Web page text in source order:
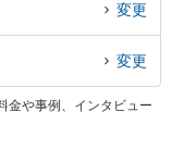
ら通いやすい米原駅周辺
療ミスのトラブル解決の
無料で歯科治療ミスを法
変更
変更
金や事例、インタビュー